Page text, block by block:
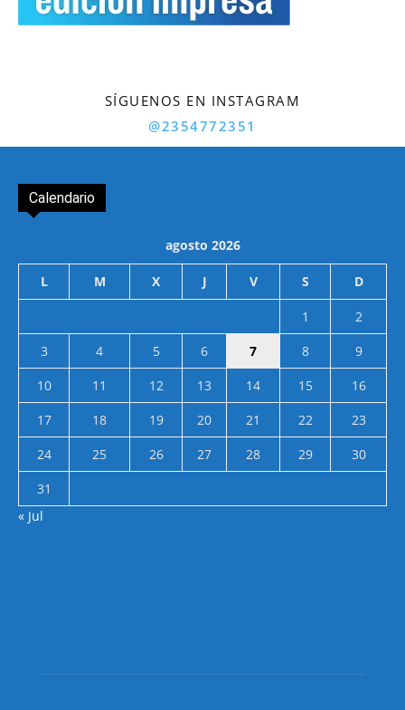
SÍGUENOS EN INSTAGRAM
@2354772351
Calendario
agosto 2026
L M X J V S D
1
2
3
4 5 6 7 8
9
10
11 12 13 14 15
16
17
18 19 20 21 22
23
24
25 26 27 28 29
30
31
« Jul